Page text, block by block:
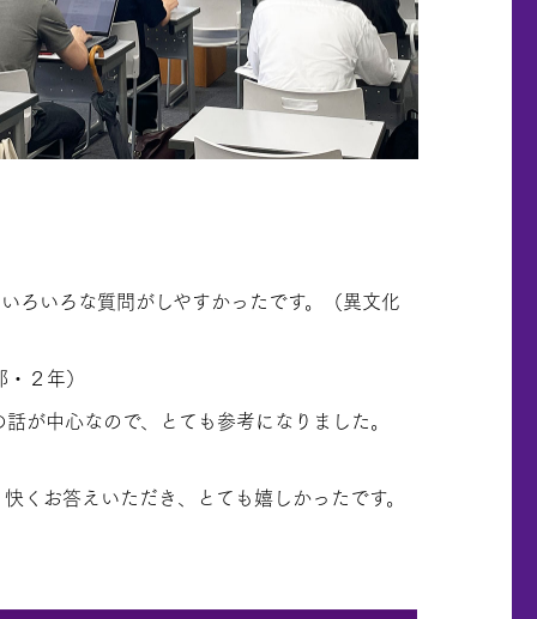
ろいろな質問がしやすかったです。（異文化
２年）
が中心なので、とても参考になりました。
くお答えいただき、とても嬉しかったです。